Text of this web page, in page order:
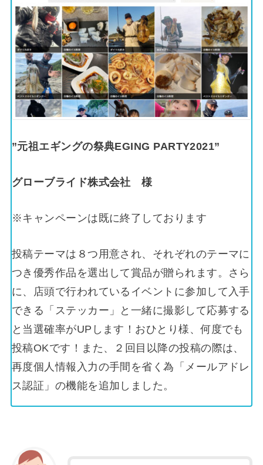
”元祖エギングの祭典EGING PARTY2021”
グローブライド株式会社 様
※キャンペーンは既に終了しております
投稿テーマは８つ用意され、それぞれのテーマに
つき優秀作品を選出して賞品が贈られます。​さら
に、店頭で行われているイベントに参加して入手
できる「ステッカー」と一緒に撮影して応募する
と当選確率がUPします！おひとり様、何度でも
投稿OKです！また、２回目以降の投稿の際は、
再度個人情報入力の手間を省く為「メールアドレ
ス認証」の機能を追加しました。​